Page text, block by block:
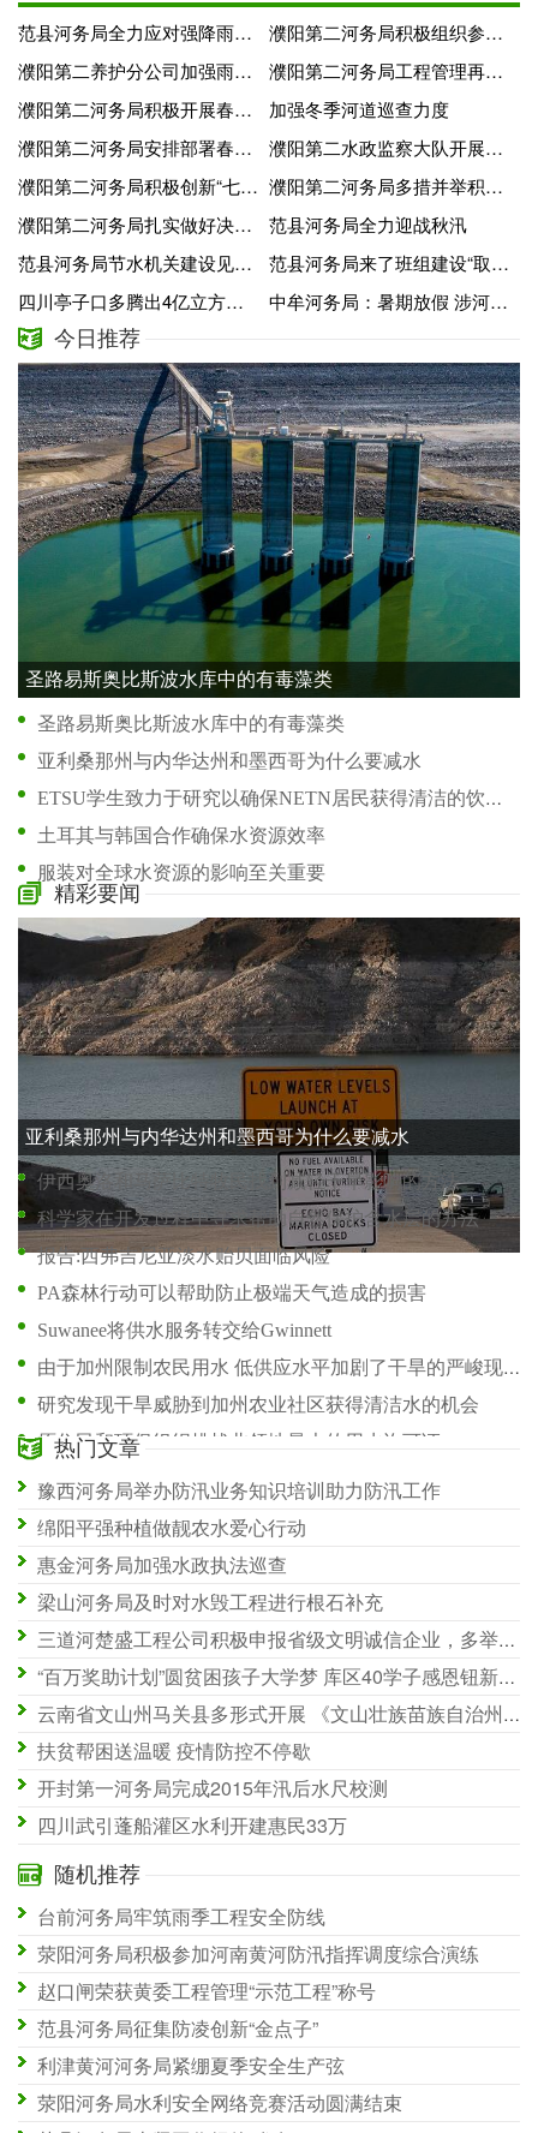
范县河务局全力应对强降雨过程
濮阳第二河务局积极组织参加濮阳县第三届职工运动会
濮阳第二养护分公司加强雨季工程管理
濮阳第二河务局工程管理再加力
濮阳第二河务局积极开展春季仓库安全隐患排查
加强冬季河道巡查力度
濮阳第二河务局安排部署春季工程管理工作
濮阳第二水政监察大队开展水资源管理自查
濮阳第二河务局积极创新“七五”普法新格局
濮阳第二河务局多措并举积极推进医保电子凭证激活工作
濮阳第二河务局扎实做好决算准备工作
范县河务局全力迎战秋汛
范县河务局节水机关建设见成效
范县河务局来了班组建设“取经”人
四川亭子口多腾出4亿立方米防洪库容
中牟河务局：暑期放假 涉河安全不“放假”
今日推荐
圣路易斯奥比斯波水库中的有毒藻类
圣路易斯奥比斯波水库中的有毒藻类
亚利桑那州与内华达州和墨西哥为什么要减水
ETSU学生致力于研究以确保NETN居民获得清洁的饮用水
土耳其与韩国合作确保水资源效率
服装对全球水资源的影响至关重要
干旱对美国西部水资源有什么影响
研究将伊拉克南部水资源危机归咎于管理不善
所需的降雨量将Tofino的用水限制降至第 1 阶段
干涸的井和较低的流量为佛得河的未来敲响了警钟
一些人在怀尔德大坝重新许可中看到了机会
精彩要闻
亚利桑那州与内华达州和墨西哥为什么要减水
伊西奥洛和马萨比特牧民找到减轻干旱影响的方法
科学家在开发过程中寻求帮助自然保护含水层的方法
报告:西弗吉尼亚淡水贻贝面临风险
PA森林行动可以帮助防止极端天气造成的损害
Suwanee将供水服务转交给Gwinnett
由于加州限制农民用水 低供应水平加剧了干旱的严峻现实
研究发现干旱威胁到加州农业社区获得清洁水的机会
原住民和环保组织挑战北领地最大的用水许可证
Dangote的Sephaku水泥制定了水资源管理计划
热门文章
豫西河务局举办防汛业务知识培训助力防汛工作
绵阳平强种植做靓农水爱心行动
惠金河务局加强水政执法巡查
梁山河务局及时对水毁工程进行根石补充
三道河楚盛工程公司积极申报省级文明诚信企业，多举措志在必得
“百万奖助计划”圆贫困孩子大学梦 库区40学子感恩钮新强院士
云南省文山州马关县多形式开展 《文山壮族苗族自治州河道管理条例》宣传
扶贫帮困送温暖 疫情防控不停歇
开封第一河务局完成2015年汛后水尺校测
四川武引蓬船灌区水利开建惠民33万
随机推荐
台前河务局牢筑雨季工程安全防线
荥阳河务局积极参加河南黄河防汛指挥调度综合演练
赵口闸荣获黄委工程管理“示范工程”称号
范县河务局征集防凌创新“金点子”
利津黄河河务局紧绷夏季安全生产弦
荥阳河务局水利安全网络竞赛活动圆满结束